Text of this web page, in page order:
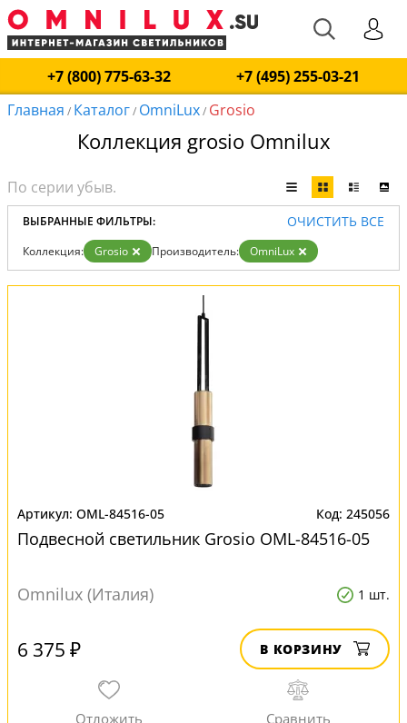
+7 (800) 775-63-32
+7 (495) 255-03-21
Главная / Каталог/ OmniLux/ Grosio
Коллекция grosio Omnilux
ВЫБРАННЫЕ ФИЛЬТРЫ: ОЧИСТИТЬ ВСЕ
Коллекция: Grosio Производитель: OmniLux
OML-84516-05 245056
Подвесной светильник Grosio OML-84516-05
Omnilux (Италия) 1 шт.
6 375 ₽ В КОРЗИНУ